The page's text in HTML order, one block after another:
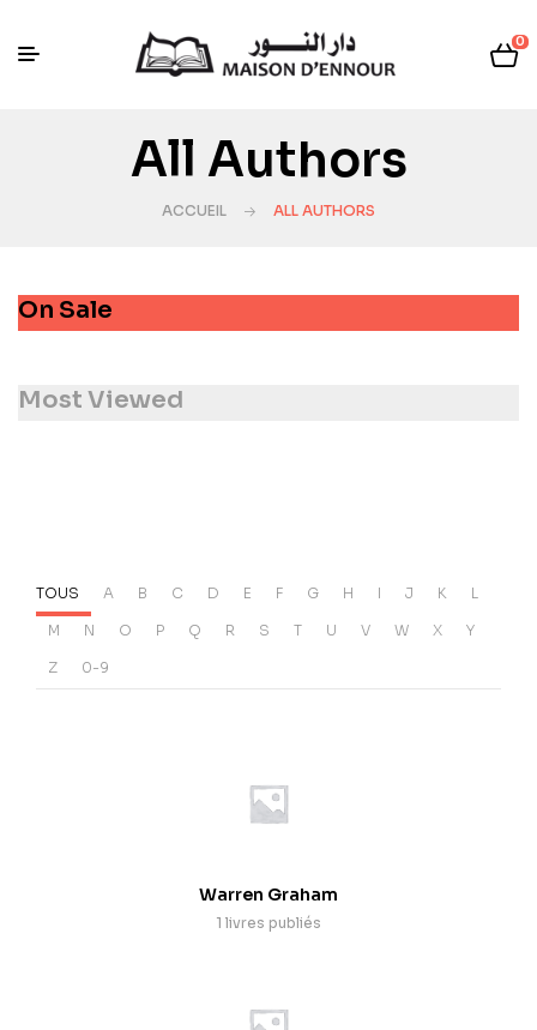
0
All Authors
ACCUEIL ALL AUTHORS
On Sale
Most Viewed
TOUS A B C D E F G H I J K L
M N O P Q R S T U V W X Y
Z 0-9
Warren Graham
1 livres publiés